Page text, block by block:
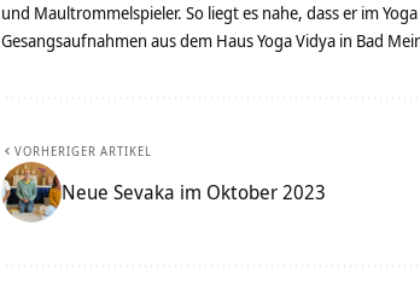
und Maultrommelspieler. So liegt es nahe, dass er im
Gesangsaufnahmen aus dem Haus Yoga Vidya in Bad
VORHERIGER ARTIKEL
Neue Sevaka im Oktober 2023